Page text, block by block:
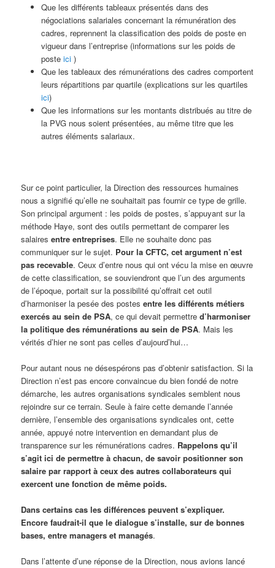
Que les différents tableaux présentés dans des
négociations salariales concernant la rémunération des
cadres, reprennent la classification des poids de poste en
vigueur dans l’entreprise (informations sur les poids de
poste ici )
Que les tableaux des rémunérations des cadres comportent
leurs répartitions par quartile (explications sur les quartiles
ici)
Que les informations sur les montants distribués au titre de
la PVG nous soient présentées, au même titre que les
autres éléments salariaux.
Sur ce point particulier, la Direction des ressources humaines
nous a signifié qu’elle ne souhaitait pas fournir ce type de grille.
Son principal argument : les poids de postes, s’appuyant sur la
méthode Haye, sont des outils permettant de comparer les
salairesentre entreprises. Elle ne souhaite donc pas
communiquer sur le sujet. Pour la CFTC, cet argument n’est
pas recevable. Ceux d’entre nous qui ont vécu la mise en œuvre
de cette classification, se souviendront que l’un des arguments
de l’époque, portait sur la possibilité qu’offrait cet outil
d’harmoniser la pesée des postesentre les différents métiers
exercés au sein de PSA, ce qui devait permettred’harmoniser
la politique des rémunérations au sein de PSA. Mais les
vérités d’hier ne sont pas celles d’aujourd’hui…
Pour autant nous ne désespérons pas d’obtenir satisfaction. Si la
Direction n’est pas encore convaincue du bien fondé de notre
démarche, les autres organisations syndicales semblent nous
rejoindre sur ce terrain. Seule à faire cette demande l’année
dernière, l’ensemble des organisations syndicales ont, cette
année, appuyé notre intervention en demandant plus de
transparence sur les rémunérations cadres. Rappelons qu’il
s’agit ici de permettre à chacun, de savoir positionner son
salaire par rapport à ceux des autres collaborateurs qui
exercent une fonction de même poids.
Dans certains cas les différences peuvent s’expliquer.
Encore faudrait-il que le dialogue s’installe, sur de bonnes
bases, entre managers et managés.
Dans l’attente d’une réponse de la Direction, nous avions lancé